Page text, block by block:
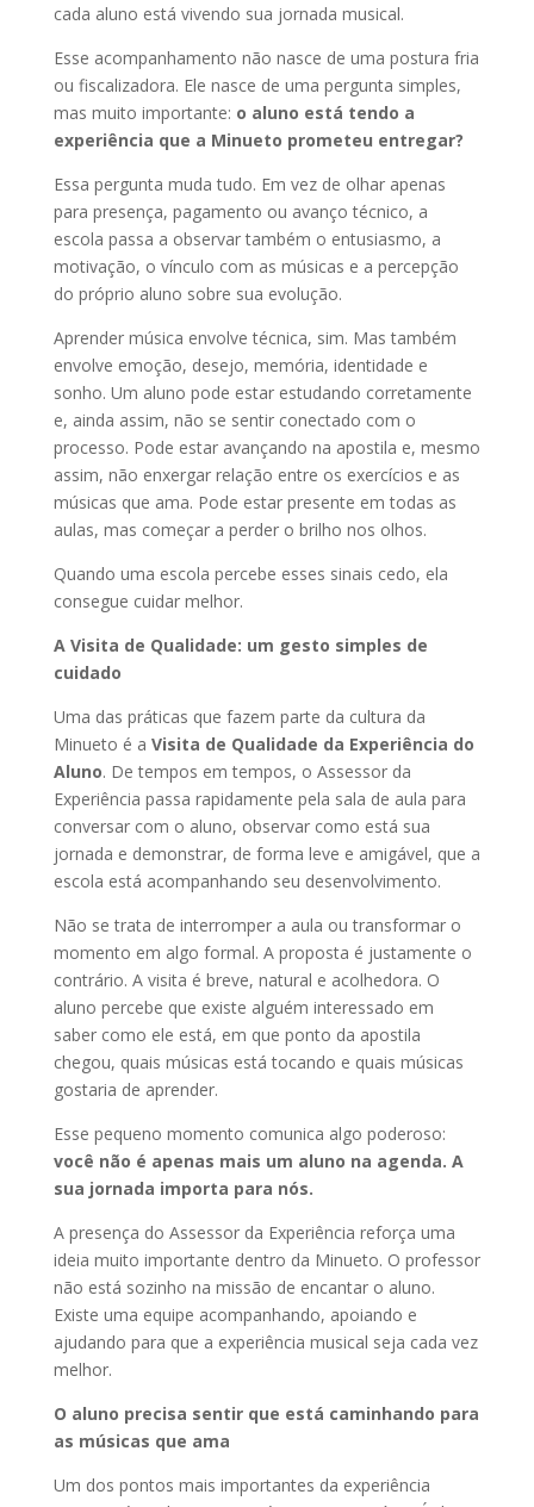
cada aluno está vivendo sua jornada musical.
Esse acompanhamento não nasce de uma postura fria
ou fiscalizadora. Ele nasce de uma pergunta simples,
mas muito importante: o aluno está tendo a
experiência que a Minueto prometeu entregar?
Essa pergunta muda tudo. Em vez de olhar apenas
para presença, pagamento ou avanço técnico, a
escola passa a observar também o entusiasmo, a
motivação, o vínculo com as músicas e a percepção
do próprio aluno sobre sua evolução.
Aprender música envolve técnica, sim. Mas também
envolve emoção, desejo, memória, identidade e
sonho. Um aluno pode estar estudando corretamente
e, ainda assim, não se sentir conectado com o
processo. Pode estar avançando na apostila e, mesmo
assim, não enxergar relação entre os exercícios e as
músicas que ama. Pode estar presente em todas as
aulas, mas começar a perder o brilho nos olhos.
Quando uma escola percebe esses sinais cedo, ela
consegue cuidar melhor.
A Visita de Qualidade: um gesto simples de
cuidado
Uma das práticas que fazem parte da cultura da
Minueto é a Visita de Qualidade da Experiência do
Aluno. De tempos em tempos, o Assessor da
Experiência passa rapidamente pela sala de aula para
conversar com o aluno, observar como está sua
jornada e demonstrar, de forma leve e amigável, que a
escola está acompanhando seu desenvolvimento.
Não se trata de interromper a aula ou transformar o
momento em algo formal. A proposta é justamente o
contrário. A visita é breve, natural e acolhedora. O
aluno percebe que existe alguém interessado em
saber como ele está, em que ponto da apostila
chegou, quais músicas está tocando e quais músicas
gostaria de aprender.
Esse pequeno momento comunica algo poderoso:
você não é apenas mais um aluno na agenda. A
sua jornada importa para nós.
A presença do Assessor da Experiência reforça uma
ideia muito importante dentro da Minueto. O professor
não está sozinho na missão de encantar o aluno.
Existe uma equipe acompanhando, apoiando e
ajudando para que a experiência musical seja cada vez
melhor.
O aluno precisa sentir que está caminhando para
as músicas que ama
Um dos pontos mais importantes da experiência